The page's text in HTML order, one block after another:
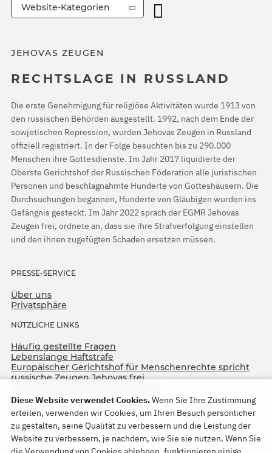
JEHOVAS ZEUGEN
RECHTSLAGE IN RUSSLAND
Die erste Genehmigung für religiöse Aktivitäten wurde 1913 von
den russischen Behörden ausgestellt. 1992, nach dem Ende der
sowjetischen Repression, wurden Jehovas Zeugen in Russland
offiziell registriert. In der Folge besuchten bis zu 290.000
Menschen ihre Gottesdienste. Im Jahr 2017 liquidierte der
Oberste Gerichtshof der Russischen Föderation alle juristischen
Personen und beschlagnahmte Hunderte von Gotteshäusern. Die
Durchsuchungen begannen, Hunderte von Gläubigen wurden ins
Gefängnis gesteckt. Im Jahr 2022 sprach der EGMR Jehovas
Zeugen frei, ordnete an, dass sie ihre Strafverfolgung einstellen
und den ihnen zugefügten Schaden ersetzen müssen.
PRESSE-SERVICE
Über uns
Privatsphäre
NÜTZLICHE LINKS
Häufig gestellte Fragen
Lebenslange Haftstrafe
Europäischer Gerichtshof für Menschenrechte spricht
russische Zeugen Jehovas frei
Website-Kategorien
Diese Website verwendet Cookies.Wenn Sie Ihre Zustimmung
erteilen, verwenden wir Cookies, um Ihren Besuch persönlicher
zu gestalten, seine Qualität zu verbessern und die Leistung der
Website zu verbessern, je nachdem, wie Sie sie nutzen. Wenn Sie